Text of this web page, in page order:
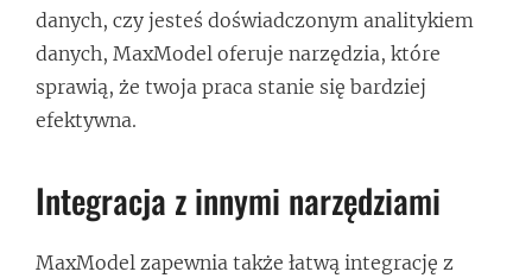
danych, czy jesteś doświadczonym analitykiem
danych, MaxModel oferuje narzędzia, które
sprawią, że twoja praca stanie się bardziej
efektywna.
Integracja z innymi narzędziami
MaxModel zapewnia także łatwą integrację z